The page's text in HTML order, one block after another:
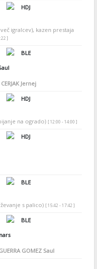
HDJ
igralcev), kazen prestaja
]
BLE
Jernej
HDJ
na ogrado) [ 12:00 - 14:00 ]
HDJ
BLE
s palico) [ 15:42 - 17:42 ]
BLE
GOMEZ Saul